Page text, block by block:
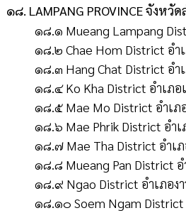
๑๘. LAMPANG PROVINCE จังหวั
๑๘.๑ Mueang Lampang
๑๘.๒ Chae Hom District อำ
๑๘.๓ Hang Chat District อำ
๑๘.๔ Ko Kha District อำเภอ
๑๘.๕ Mae Mo District อำเภ
๑๘.๖ Mae Phrik District อำ
๑๘.๗ Mae Tha District อำเ
๑๘.๘ Mueang Pan District อ
๑๘.๙ Ngao District อำเภองา
๑๘.๑๐ Soem Ngam District